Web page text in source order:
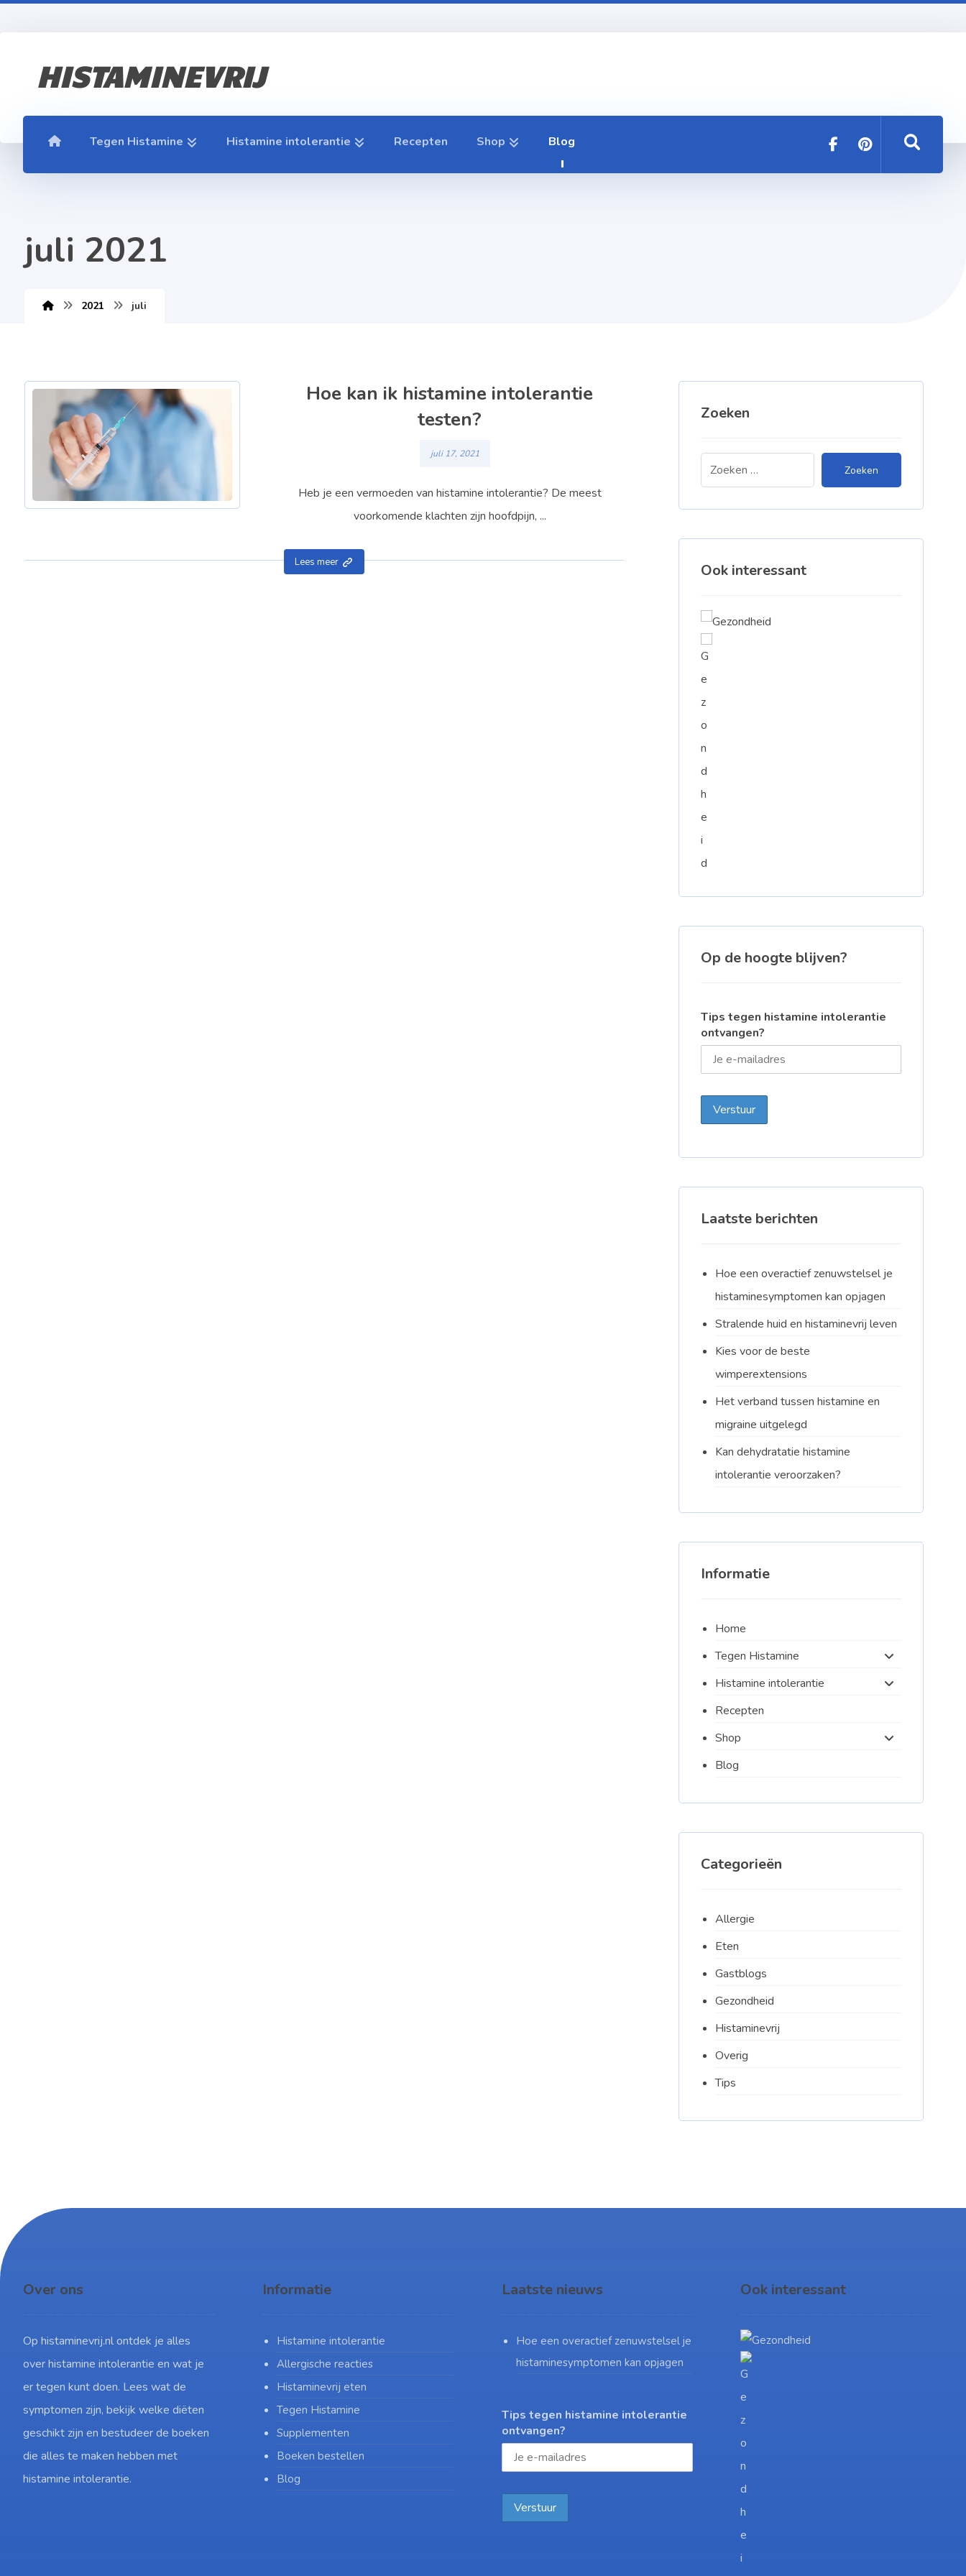
HISTAMINEVRIJ
Tegen Histamine Histamine intolerantie Recepten Shop Blog
juli 2021
2021 juli
Hoe kan ik histamine intolerantie
testen?
juli 17, 2021
Heb je een vermoeden van histamine intolerantie? De meest
voorkomende klachten zijn hoofdpijn, ...
Lees meer
Zoeken
Zoeken
Ook interessant
Op de hoogte blijven?
Tips tegen histamine intolerantie
ontvangen?
Laatste berichten
Hoe een overactief zenuwstelsel je
histaminesymptomen kan opjagen
Stralende huid en histaminevrij leven
Kies voor de beste
wimperextensions
Het verband tussen histamine en
migraine uitgelegd
Kan dehydratatie histamine
intolerantie veroorzaken?
Informatie
Home
Tegen Histamine
Histamine intolerantie
Recepten
Shop
Blog
Categorieën
Allergie
Eten
Gastblogs
Gezondheid
Histaminevrij
Overig
Tips
Over ons
Op histaminevrij.nl ontdek je alles
over histamine intolerantie en wat je
er tegen kunt doen. Lees wat de
symptomen zijn, bekijk welke diëten
geschikt zijn en bestudeer de boeken
die alles te maken hebben met
histamine intolerantie.
Informatie
Histamine intolerantie
Allergische reacties
Histaminevrij eten
Tegen Histamine
Supplementen
Boeken bestellen
Blog
Laatste nieuws
Hoe een overactief zenuwstelsel je
histaminesymptomen kan opjagen
Tips tegen histamine intolerantie
ontvangen?
Ook interessant